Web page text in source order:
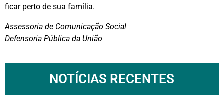
ficar perto de sua família.
Assessoria de Comunicação Social
Defensoria Pública da União
NOTÍCIAS RECENTES